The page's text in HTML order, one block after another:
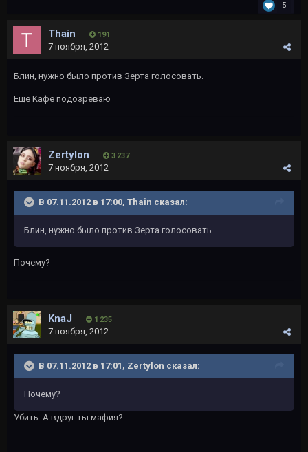
5
Thain 191
7 ноября, 2012
Блин, нужно было против Зерта голосовать.
Ещё Кафе подозреваю
Zertylon 3 237
7 ноября, 2012
В 07.11.2012 в 17:00, Thain сказал:
Блин, нужно было против Зерта голосовать.
Почему?
KnaJ 1 235
7 ноября, 2012
В 07.11.2012 в 17:01, Zertylon сказал:
Почему?
Убить. А вдруг ты мафия?